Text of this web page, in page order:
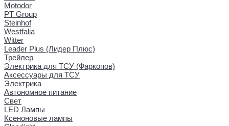
Motodor
PT Group
Steinhof
Westfalia
Witter
Leader Plus (Лидер Плюс)
Трейлер
Электрика для ТСУ (Фаркопов)
Аксессуары для ТСУ
Электрика
Автономное питание
Свет
LED Лампы
Ксеноновые лампы